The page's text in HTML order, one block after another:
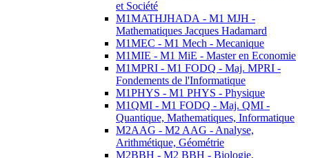
et Société
M1MATHJHADA - M1 MJH -
Mathematiques Jacques Hadamard
M1MEC - M1 Mech - Mecanique
M1MIE - M1 MiE - Master en Economie
M1MPRI - M1 FODQ - Maj. MPRI -
Fondements de l'Informatique
M1PHYS - M1 PHYS - Physique
M1QMI - M1 FODQ - Maj. QMI -
Quantique, Mathematiques, Informatique
M2AAG - M2 AAG - Analyse,
Arithmétique, Géométrie
M2BBH - M2 BBH - Biologie,